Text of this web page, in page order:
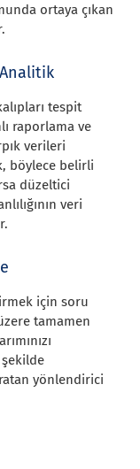
ortaya çıkan
tespit
raporlama ve
verileri
böylece belirli
düzeltici
veri
için soru
tamamen
yönlendirici